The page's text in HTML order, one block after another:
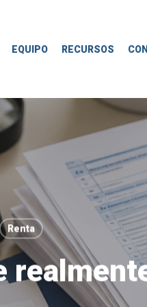
EQUIPO RECURSOS
Renta